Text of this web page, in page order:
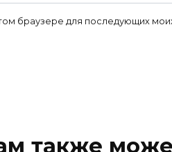
браузере для последующих
также